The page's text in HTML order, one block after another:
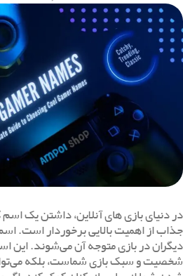
در دنیای بازی ‌های آنلاین، داشتن یک
جذاب از اهمیت بالایی برخوردار است.
دیگران در بازی متوجه آن می‌شوند. این
شخصیت و سبک بازی شماست، بلکه